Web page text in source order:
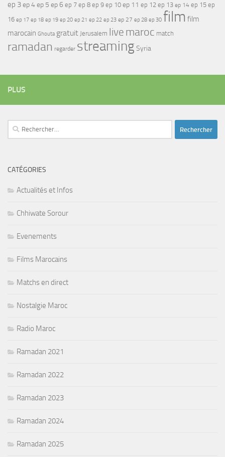
ep 3ep 4ep 5 ep 6 ep 7 ep 8 ep 9 ep 10 ep 11 ep 12 ep 13 ep 14 ep 15 ep
16 ep 17 ep 18 ep 19 ep 20 ep 21 ep 22 ep 23 ep 27 ep 28 ep 30 film film
marocain Ghouta gratuit Jerusalem live maroc match
ramadan regarder streamingSyria
PLUS
Rechercher :
CATÉGORIES
Actualités et Infos
Chhiwate Sorour
Evenements
Films Marocains
Matchs en direct
Nostalgie Maroc
Radio Maroc
Ramadan 2021
Ramadan 2022
Ramadan 2023
Ramadan 2024
Ramadan 2025